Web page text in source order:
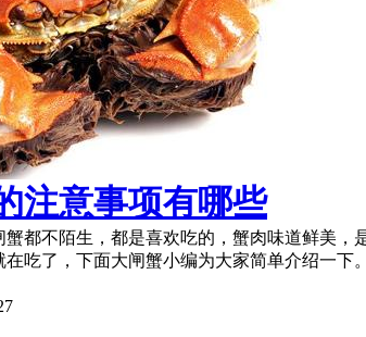
注意事项有哪些
都不陌生，都是喜欢吃的，蟹肉味道鲜美
在吃了，下面大闸蟹小编为大家简单介绍一